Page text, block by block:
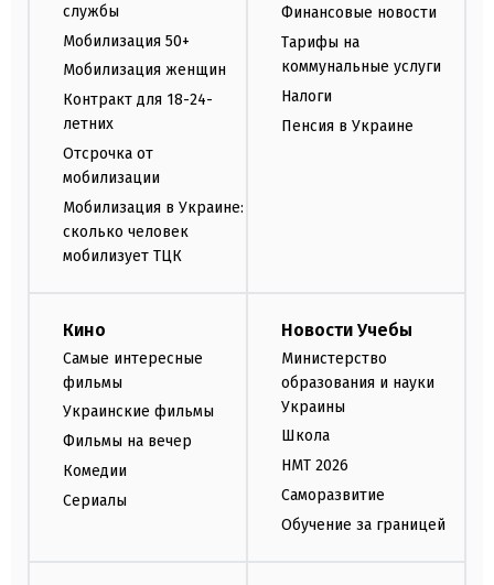
службы
Мобилизация 50+
Мобилизация женщин
Контракт для 18-24-
летних
Отсрочка от
мобилизации
Мобилизация в Украине:
сколько человек
мобилизует ТЦК
Финансовые новости
Тарифы на
коммунальные услуги
Налоги
Пенсия в Украине
Кино
Самые интересные
фильмы
Украинские фильмы
Фильмы на вечер
Комедии
Сериалы
Новости Учебы
Министерство
образования и науки
Украины
Школа
НМТ 2026
Саморазвитие
Обучение за границей